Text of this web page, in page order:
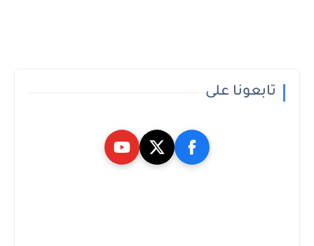
تابعونا على